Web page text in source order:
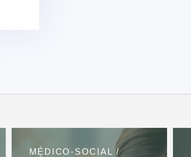
MÉDICO-SOCIAL /